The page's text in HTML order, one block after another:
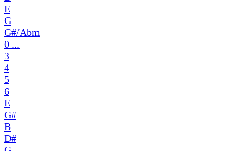
E
G
G#/Abm
0 ...
3
4
5
6
E
G#
B
D#